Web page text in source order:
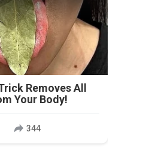
Removes All
Your Body!
344